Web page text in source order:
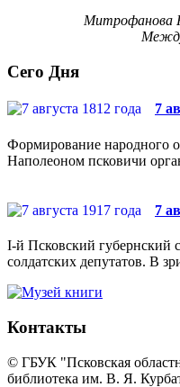
Митрофанова
Сего Дня
7
Формирование народного
Наполеоном псковичи
7
I-й Псковский губернский
солдатских депутатов. В
Контакты
© ГБУК "Псковская
библиотека им. В. Я.